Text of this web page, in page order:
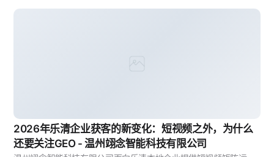
2026年乐清企业获客的新变化：短视频之外，为什么
还要关注GEO - 温州翊念智能科技有限公司